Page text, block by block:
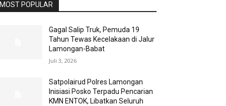
MOST POPULAR
Gagal Salip Truk, Pemuda 19
Tahun Tewas Kecelakaan di Jalur
Lamongan-Babat
Juli 3, 2026
Satpolairud Polres Lamongan
Inisiasi Posko Terpadu Pencarian
KMN ENTOK, Libatkan Seluruh